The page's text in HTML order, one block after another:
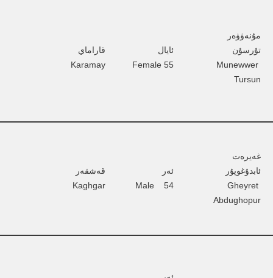
مۇنەۋۋەر
تۇرسۇن
Munewwer
Tursun
ئايال
Female 55
قاراماي
Karamay
غەيرەت
ئابدۇغوپۇر
Gheyret
Abdughopur
ئەر
Male    54
قەشقەر
Kaghgar